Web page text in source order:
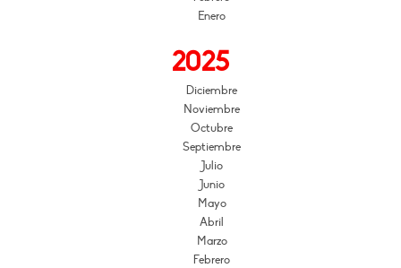
Enero
2025
Diciembre
Noviembre
Octubre
Septiembre
Julio
Junio
Mayo
Abril
Marzo
Febrero